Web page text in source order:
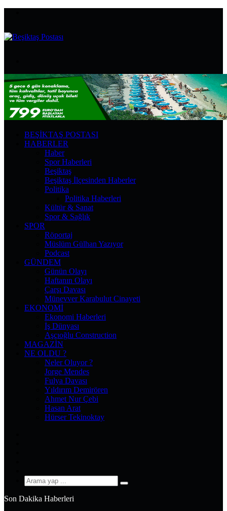
...
BEŞIKTAŞ POSTASI
HABERLER
Haber
Spor Haberleri
Beşiktaş
Beşiktaş İlçesinden Haberler
Politika
Politika Haberleri
Kültür & Sanat
Spor & Sağlık
SPOR
Röportaj
Müslüm Gülhan Yazıyor
Podcast
GÜNDEM
Günün Olayı
Haftanın Olayı
Çarşı Davası
Münevver Karabulut Cinayeti
EKONOMI
Ekonomi Haberleri
İş Dünyası
Aşçıoğlu Construction
MAGAZIN
NE OLDU ?
Neler Oluyor ?
Jorge Mendes
Fulya Davası
Yıldırım Demirören
Ahmet Nur Çebi
Hasan Arat
Hürser Tekinoktay
Arama
Son Dakika Haberleri